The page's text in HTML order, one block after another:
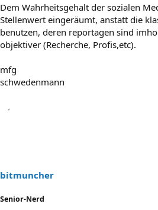
Dem Wahrheitsgehalt der sozialen
Stellenwert eingeräumt, anstatt die
benutzen, deren reportagen sind
objektiver (Recherche, Profis,etc).
mfg
schwedenmann
bitmuncher
Senior-Nerd